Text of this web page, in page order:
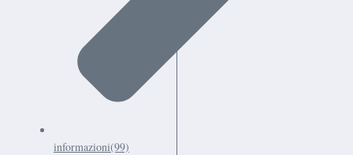
informazioni(99)